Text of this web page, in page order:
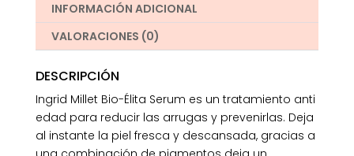
INFORMACIÓN ADICIONAL
VALORACIONES (0)
DESCRIPCIÓN
Ingrid Millet Bio-Élita Serum es un tratamiento anti
edad para reducir las arrugas y prevenirlas. Deja
al instante la piel fresca y descansada, gracias a